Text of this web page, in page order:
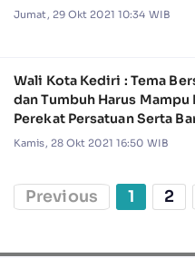
Jumat, 29 Okt 2021 10:34 WIB
Wali Kota Kediri : Tema
dan Tumbuh Harus
Perekat Persatuan Serta
Pandemi
Kamis, 28 Okt 2021 16:50 WIB
Previous 1 2